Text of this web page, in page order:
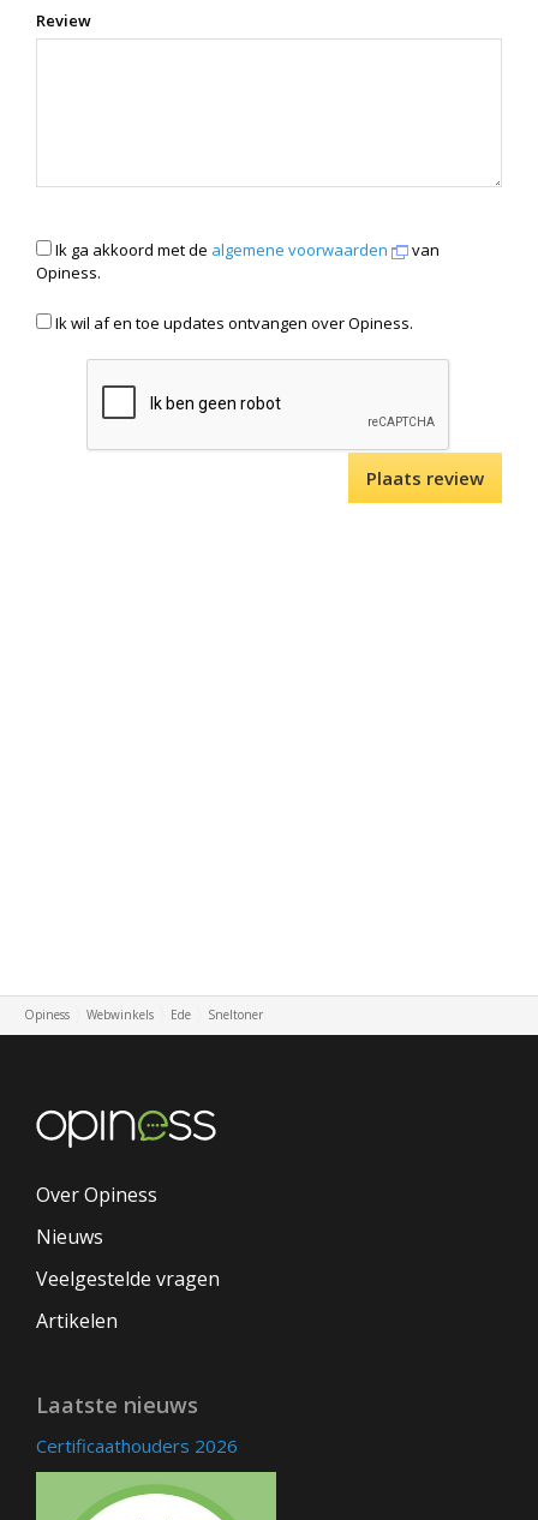
Review
Ik ga akkoord met de algemene voorwaarden
van
Opiness.
Ik wil af en toe updates ontvangen over Opiness.
Opiness Webwinkels Ede Sneltoner
Over Opiness
Nieuws
Veelgestelde vragen
Artikelen
Laatste nieuws
Certificaathouders 2026